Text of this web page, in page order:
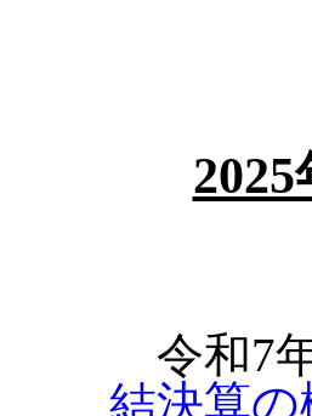
令和7
結決算の